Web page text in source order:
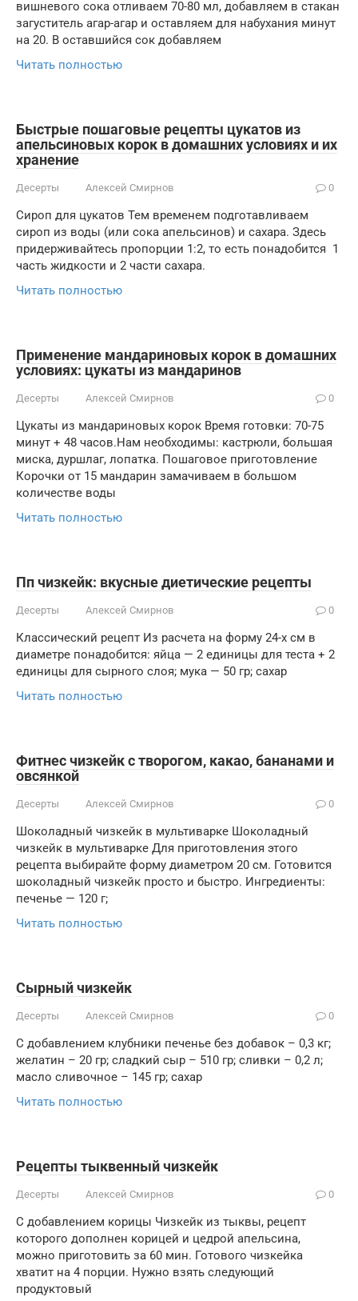
вишневого сока отливаем 70-80 мл, добавляем в стакан
загуститель агар-агар и оставляем для набухания минут
на 20. В оставшийся сок добавляем
Читать полностью
Быстрые пошаговые рецепты цукатов из
апельсиновых корок в домашних условиях и их
хранение
Десерты Алексей Смирнов 0
Сироп для цукатов Тем временем подготавливаем
сироп из воды (или сока апельсинов) и сахара. Здесь
придерживайтесь пропорции 1:2, то есть понадобится 1
часть жидкости и 2 части сахара.
Читать полностью
Применение мандариновых корок в домашних
условиях: цукаты из мандаринов
Десерты Алексей Смирнов 0
Цукаты из мандариновых корок Время готовки: 70-75
минут + 48 часов.Нам необходимы: кастрюли, большая
миска, дуршлаг, лопатка. Пошаговое приготовление
Корочки от 15 мандарин замачиваем в большом
количестве воды
Читать полностью
Пп чизкейк: вкусные диетические рецепты
Десерты Алексей Смирнов 0
Классический рецепт Из расчета на форму 24-х см в
диаметре понадобится: яйца — 2 единицы для теста + 2
единицы для сырного слоя; мука — 50 гр; сахар
Читать полностью
Фитнес чизкейк с творогом, какао, бананами и
овсянкой
Десерты Алексей Смирнов 0
Шоколадный чизкейк в мультиварке Шоколадный
чизкейк в мультиварке Для приготовления этого
рецепта выбирайте форму диаметром 20 см. Готовится
шоколадный чизкейк просто и быстро. Ингредиенты:
печенье — 120 г;
Читать полностью
Сырный чизкейк
Десерты Алексей Смирнов 0
С добавлением клубники печенье без добавок – 0,3 кг;
желатин – 20 гр; сладкий сыр – 510 гр; сливки – 0,2 л;
масло сливочное – 145 гр; сахар
Читать полностью
Рецепты тыквенный чизкейк
Десерты Алексей Смирнов 0
С добавлением корицы Чизкейк из тыквы, рецепт
которого дополнен корицей и цедрой апельсина,
можно приготовить за 60 мин. Готового чизкейка
хватит на 4 порции. Нужно взять следующий
продуктовый